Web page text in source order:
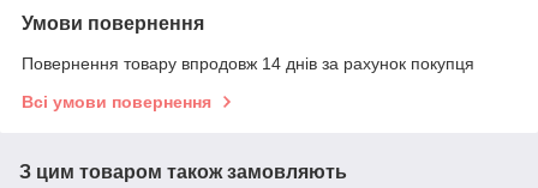
Умови повернення
Повернення товару впродовж 14 днів за рахунок покупця
Всі умови повернення
З цим товаром також замовляють